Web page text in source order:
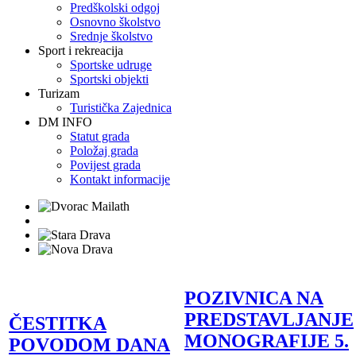
Predškolski odgoj
Osnovno školstvo
Srednje školstvo
Sport i rekreacija
Sportske udruge
Sportski objekti
Turizam
Turistička Zajednica
DM INFO
Statut grada
Položaj grada
Povijest grada
Kontakt informacije
ČESTITKA
POVODOM DANA
POZIVNICA NA
PREDSTAVLJANJE
MONOGRAFIJE 5.